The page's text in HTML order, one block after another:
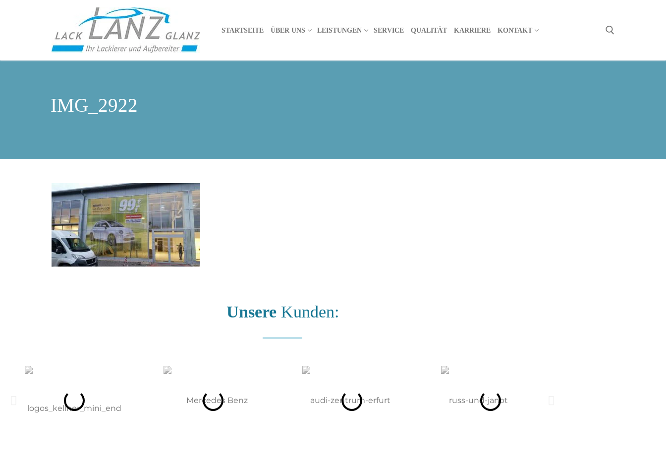
STARTSEITE ÜBER UNS LEISTUNGEN SERVICE QUALITÄT KARRIERE KONTAKT
IMG_2922
UnsereKunden: